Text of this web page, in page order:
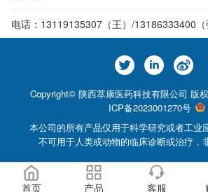
电话： 13119135307（王）/13186333400（
Copyright© 陕西萃康医药科技有限公司 版
ICP备2023001270号
本公司的所有产品仅用于科学研究或者工业
不可用于人类或动物的临床诊断或治疗，
首页 产品 客服